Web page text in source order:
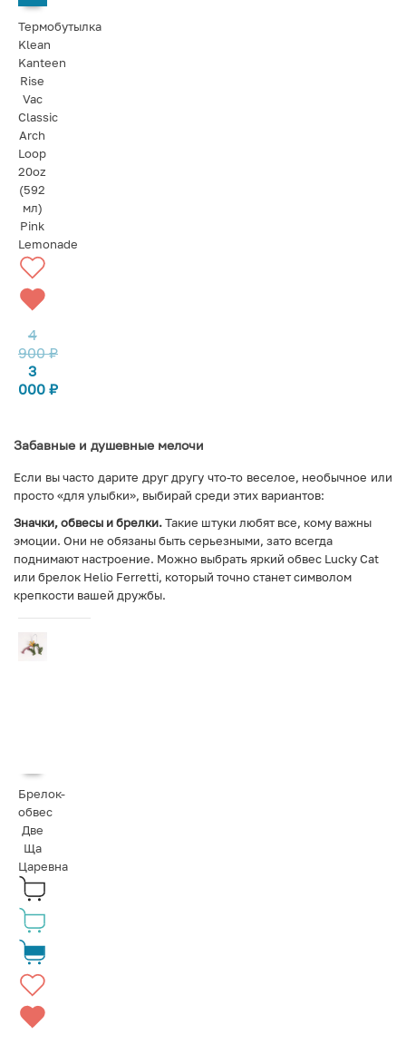
Термобутылка
Klean
Kanteen
Rise
Vac
Classic
Arch
Loop
20oz
(592
мл)
Pink
Lemonade
4
900₽
3
000 ₽
Забавные и душевные мелочи
Если вы часто дарите друг другу что-то веселое, необычное или
просто «для улыбки», выбирай среди этих вариантов:
Значки, обвесы и брелки.Такие штуки любят все, кому важны
эмоции. Они не обязаны быть серьезными, зато всегда
поднимают настроение. Можно выбрать яркий обвес Lucky Cat
или брелок Helio Ferretti, который точно станет символом
крепкости вашей дружбы.
Брелок-
обвес
Две
Ща
Царевна